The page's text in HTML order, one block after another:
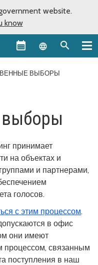
website.
know
Language
ВЫБОРЫ
выборы
принимает
на объектах и
и партнерами,
голосов.
с этим процессом.
в офис
они имеют
процессом, связанным
поступления в наш